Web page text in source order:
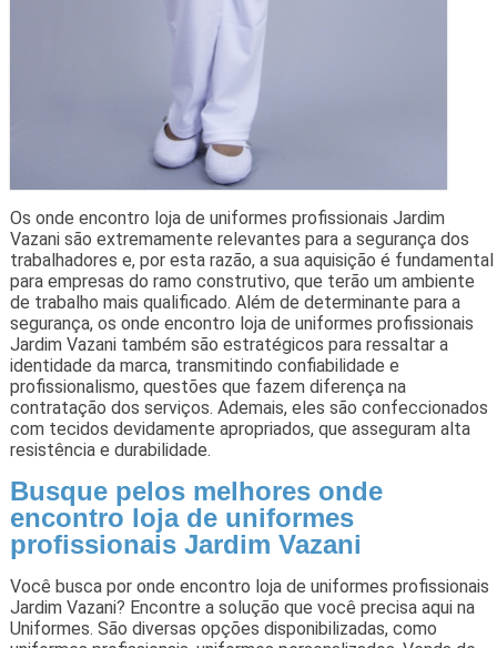
Os onde encontro loja de uniformes profissionais Jardim
Vazani são extremamente relevantes para a segurança dos
trabalhadores e, por esta razão, a sua aquisição é fundamental
para empresas do ramo construtivo, que terão um ambiente
de trabalho mais qualificado. Além de determinante para a
segurança, os onde encontro loja de uniformes profissionais
Jardim Vazani também são estratégicos para ressaltar a
identidade da marca, transmitindo confiabilidade e
profissionalismo, questões que fazem diferença na
contratação dos serviços. Ademais, eles são confeccionados
com tecidos devidamente apropriados, que asseguram alta
resistência e durabilidade.
Busque pelos melhores onde
encontro loja de uniformes
profissionais Jardim Vazani
Você busca por onde encontro loja de uniformes profissionais
Jardim Vazani? Encontre a solução que você precisa aqui na
Uniformes. São diversas opções disponibilizadas, como